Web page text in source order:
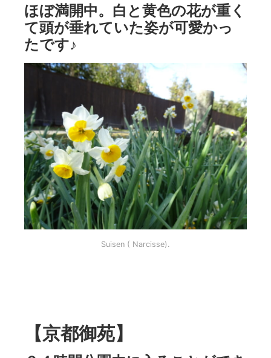
ほぼ満開中。白と黄色の花が重く
て頭が垂れていた姿が可愛かっ
たです♪
Suisen ( Narcisse).
【京都御苑】